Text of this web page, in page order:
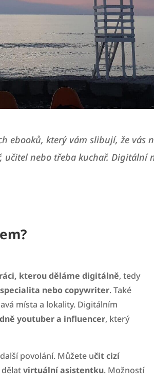
ebooků, který vám slibují, že vás
nebo třeba kuchař. Digitální
kterou děláme digitálně, tedy
nebo copywriter. Také
místa a lokality. Digitálním
youtuber a influencer, který
povolání. Můžete učit cizí
dělatvirtuální asistentku. Možností